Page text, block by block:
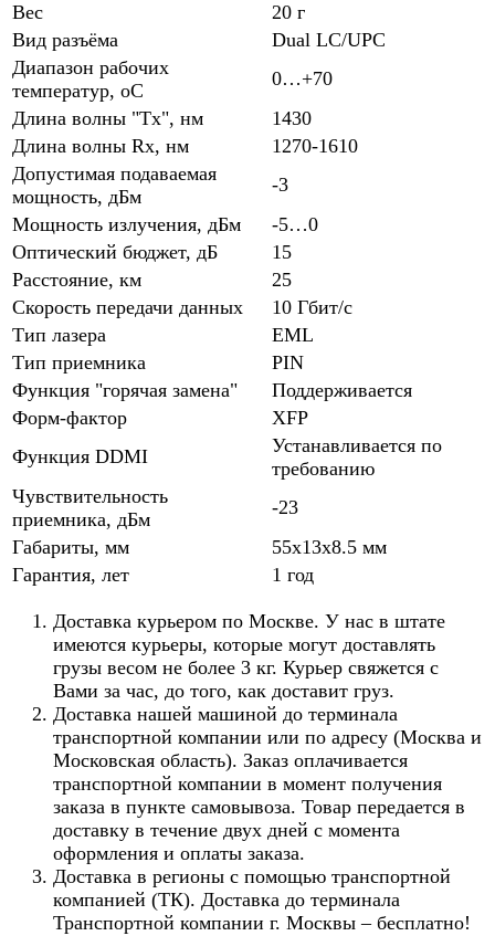
Вес
20 г
Вид разъёма
Dual LC/UPC
Диапазон рабочих
температур, oC
0…+70
Длина волны "Tx", нм
1430
Длина волны Rx, нм
1270-1610
Допустимая подаваемая
мощность, дБм
-3
Мощность излучения, дБм
-5…0
Оптический бюджет, дБ
15
Расстояние, км
25
Скорость передачи данных
10 Гбит/с
Тип лазера
EML
Тип приемника
PIN
Функция "горячая замена"
Поддерживается
Форм-фактор
XFP
Функция DDMI
Устанавливается по
требованию
Чувствительность
приемника, дБм
-23
Габариты, мм
55x13x8.5 мм
Гарантия, лет
1 год
Доставка курьером по Москве. У нас в штате
имеются курьеры, которые могут доставлять
грузы весом не более 3 кг. Курьер свяжется с
Вами за час, до того, как доставит груз.
Доставка нашей машиной до терминала
транспортной компании или по адресу (Москва и
Московская область). Заказ оплачивается
транспортной компании в момент получения
заказа в пункте самовывоза. Товар передается в
доставку в течение двух дней с момента
оформления и оплаты заказа.
Доставка в регионы с помощью транспортной
компанией (ТК). Доставка до терминала
Транспортной компании г. Москвы – бесплатно!